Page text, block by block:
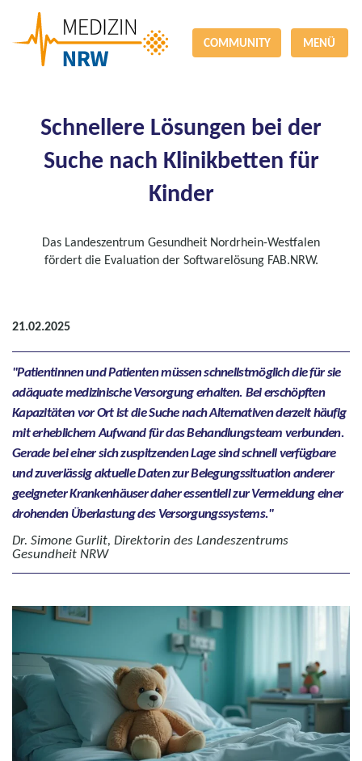
COMMUNITY MENÜ
Schnellere Lösungen bei der
Suche nach Klinikbetten für
Kinder
Das Landeszentrum Gesundheit Nordrhein-Westfalen
fördert die Evaluation der Softwarelösung FAB.NRW.
21.02.2025
Patientinnen und Patienten müssen schnellstmöglich die für sie
adäquate medizinische Versorgung erhalten. Bei erschöpften
Kapazitäten vor Ort ist die Suche nach Alternativen derzeit häufig
mit erheblichem Aufwand für das Behandlungsteam verbunden.
Gerade bei einer sich zuspitzenden Lage sind schnell verfügbare
und zuverlässig aktuelle Daten zur Belegungssituation anderer
geeigneter Krankenhäuser daher essentiell zur Vermeidung einer
drohenden Überlastung des Versorgungssystems.
Dr. Simone Gurlit, Direktorin des Landeszentrums
Gesundheit NRW